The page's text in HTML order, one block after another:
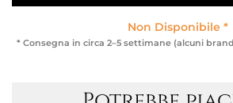
Non Disponibile *
* Consegna in circa 2–5 settimane (alcuni